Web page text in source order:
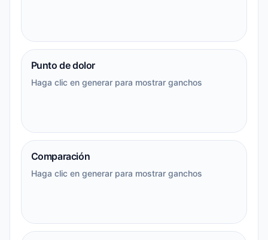
Punto de dolor
Haga clic en generar para mostrar ganchos
Comparación
Haga clic en generar para mostrar ganchos